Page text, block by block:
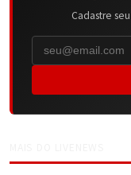
Cadastre